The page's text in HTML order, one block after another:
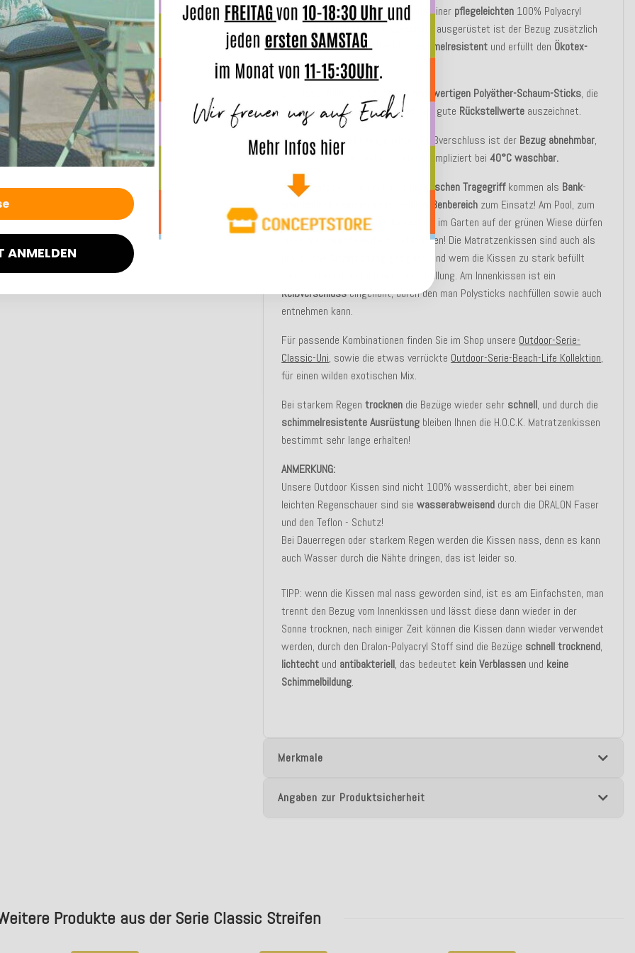
Das Matratzenkissen besteht aus einer pflegeleichten 100% Polyacryl
(dralon®) Qualität. Mit
ausgerüstet ist der Bezug zusätzlich
wasserabweisend,lichtecht, schimmelresistent und erfüllt den Ökotex-
Standard 100.
Die Kissenfüllung besteht aus
hochwertigen Polyäther-Schaum-Sticks, die
sich durch einehohe Elastizität und gute Rückstellwerte auszeichnet.
Durch den verdeckt eingenähten Reißverschluss ist der Bezug abnehmbar,
die Kissenbezüge sind dadurch unkompliziert bei 40°C waschbar.
Die Matratzenkissen mit dem
praktischen Tragegriffkommen als Bank-
Außenbereich zum Einsatz! Am Pool, zum
Picknick, im Strandkorb oder einfach im Garten auf der grünen Wiese dürfen
einfach nicht fehlen! Die Matratzenkissen sind auch als
geeignet, und wem die Kissen zu stark befüllt
sind, entnimmt einfach ein wenig Füllung. Am Innenkissen ist ein
Reißverschlusseingenäht, durch den man Polysticks nachfüllen sowie auch
entnehmen kann.
Für passende Kombinationen finden Sie im Shop unsere Outdoor-Serie-
Classic-Uni, sowie die etwas verrückte Outdoor-Serie-Beach-Life Kollektion,
für einen wilden exotischen Mix.
Bei starkem Regentrocknen die Bezüge wieder sehr schnell, und durch die
schimmelresistente Ausrüstung bleiben Ihnen die H.O.C.K. Matratzenkissen
bestimmt sehr lange erhalten!
ANMERKUNG:
Unsere Outdoor Kissen sind nicht 100% wasserdicht, aber bei einem
leichten Regenschauer sind siewasserabweisend durch die DRALON Faser
und den Teflon - Schutz!
Bei Dauerregen oder starkem Regen werden die Kissen nass, denn es kann
auch Wasser durch die Nähte dringen, das ist leider so.
TIPP: wenn die Kissen mal nass geworden sind, ist es am Einfachsten, man
trennt den Bezug vom Innenkissen und lässt diese dann wieder in der
Sonne trocknen, nach einiger Zeit können die Kissen dann wieder verwendet
werden, durch den Dralon-Polyacryl Stoff sind die Bezüge schnell trocknend,
lichtecht und antibakteriell, das bedeutet kein Verblassen und keine
Schimmelbildung.
Merkmale
Angaben zur Produktsicherheit
Produkte aus der Serie Classic Streifen
ANMELDEN